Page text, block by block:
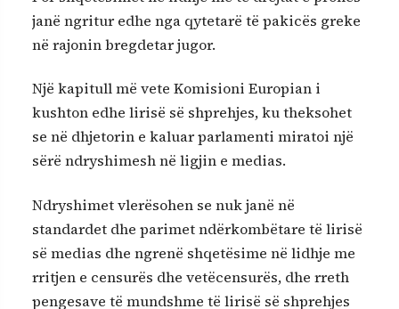
janë ngritur edhe nga qytetarë të pakicës greke
në rajonin bregdetar jugor.
Një kapitull më vete Komisioni Europian i
kushton edhe lirisë së shprehjes, ku theksohet
se në dhjetorin e kaluar parlamenti miratoi një
sërë ndryshimesh në ligjin e medias.
Ndryshimet vlerësohen se nuk janë në
standardet dhe parimet ndërkombëtare të lirisë
së medias dhe ngrenë shqetësime në lidhje me
rritjen e censurës dhe vetëcensurës, dhe rreth
pengesave të mundshme të lirisë së shprehjes